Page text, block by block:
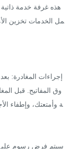
مل الخدمات تخزين
وق المفاتيح. قبل
ة وأمتعتك، وإطفاء